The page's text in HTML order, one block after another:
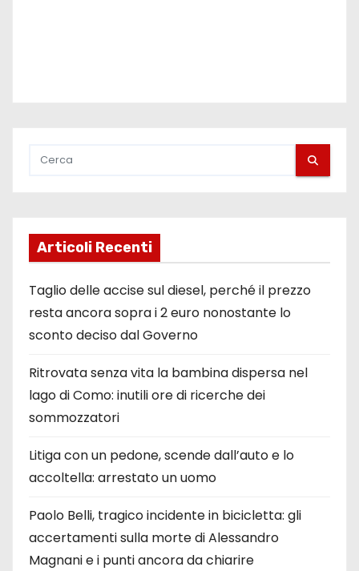
Articoli Recenti
Taglio delle accise sul diesel, perché il prezzo
resta ancora sopra i 2 euro nonostante lo
sconto deciso dal Governo
Ritrovata senza vita la bambina dispersa nel
lago di Como: inutili ore di ricerche dei
sommozzatori
Litiga con un pedone, scende dall’auto e lo
accoltella: arrestato un uomo
Paolo Belli, tragico incidente in bicicletta: gli
accertamenti sulla morte di Alessandro
Magnani e i punti ancora da chiarire